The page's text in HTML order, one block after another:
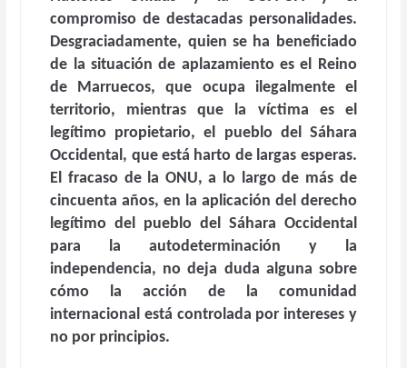
compromiso de destacadas personalidades.
Desgraciadamente, quien se ha beneficiado
de la situación de aplazamiento es el Reino
de Marruecos, que ocupa ilegalmente el
territorio, mientras que la víctima es el
legítimo propietario, el pueblo del Sáhara
Occidental, que está harto de largas esperas.
El fracaso de la ONU, a lo largo de más de
cincuenta años, en la aplicación del derecho
legítimo del pueblo del Sáhara Occidental
para la autodeterminación y la
independencia, no deja duda alguna sobre
cómo la acción de la comunidad
internacional está controlada por intereses y
no por principios.